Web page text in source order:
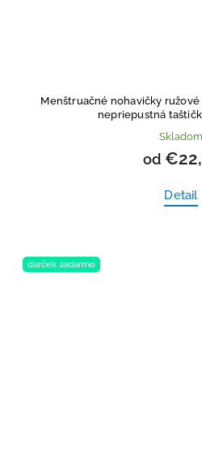
Menštruačné nohavičky
nepriepustná
Skladom
od
Detail
darček zadarmo